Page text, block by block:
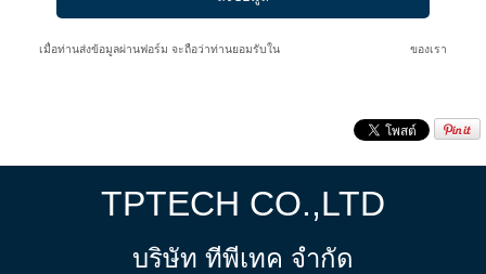
เมื่อท่านส่งข้อมูลผ่านฟอร์ม จะถือว่าท่านยอมรับในนโยบายความเป็นส่วนตัว ของเรา
TPTECH CO.,LTD
บริษัท ทีพีเทค จำกัด